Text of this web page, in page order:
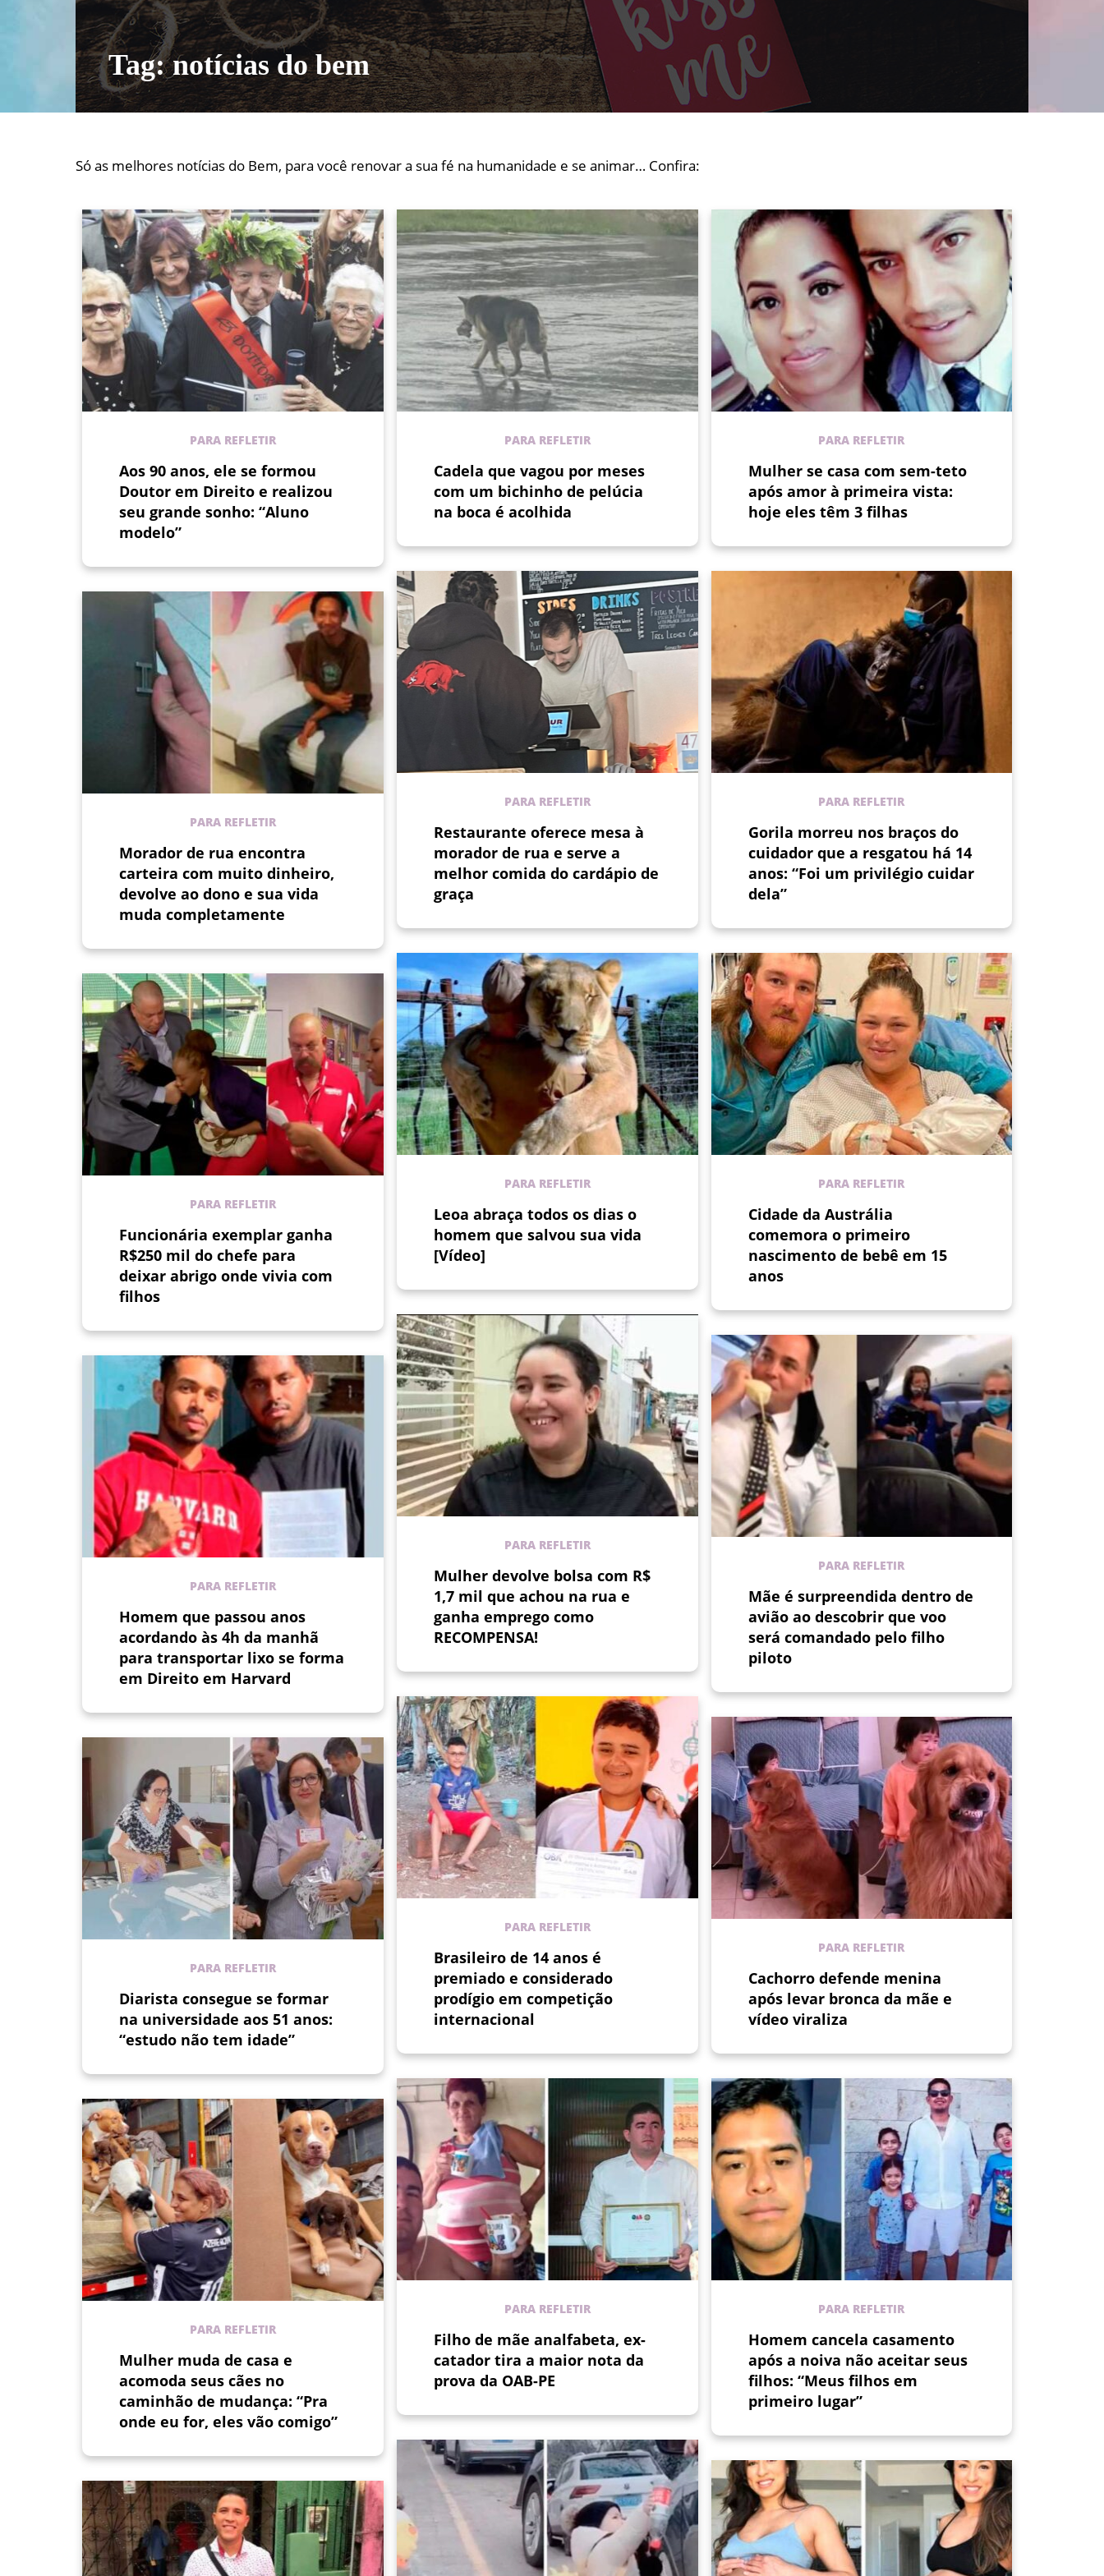
Tag:notícias do bem
Só as melhores notícias do Bem, para você renovar a sua fé na humanidade e se animar… Confira:
PARA REFLETIR
Aos 90 anos, ele se formou
Doutor em Direito e realizou
seu grande sonho: “Aluno
modelo”
PARA REFLETIR
Morador de rua encontra
carteira com muito dinheiro,
devolve ao dono e sua vida
muda completamente
PARA REFLETIR
Funcionária exemplar ganha
R$250 mil do chefe para
deixar abrigo onde vivia com
filhos
PARA REFLETIR
Homem que passou anos
acordando às 4h da manhã
para transportar lixo se forma
em Direito em Harvard
PARA REFLETIR
Diarista consegue se formar
na universidade aos 51 anos:
“estudo não tem idade”
PARA REFLETIR
Mulher muda de casa e
acomoda seus cães no
caminhão de mudança: “Pra
onde eu for, eles vão comigo”
PARA REFLETIR
Cadela que vagou por meses
com um bichinho de pelúcia
na boca é acolhida
PARA REFLETIR
Restaurante oferece mesa à
morador de rua e serve a
melhor comida do cardápio de
graça
PARA REFLETIR
Leoa abraça todos os dias o
homem que salvou sua vida
[Vídeo]
PARA REFLETIR
Mulher devolve bolsa com R$
1,7 mil que achou na rua e
ganha emprego como
RECOMPENSA!
PARA REFLETIR
Brasileiro de 14 anos é
premiado e considerado
prodígio em competição
internacional
PARA REFLETIR
Filho de mãe analfabeta, ex-
catador tira a maior nota da
prova da OAB-PE
PARA REFLETIR
Mulher se casa com sem-teto
após amor à primeira vista:
hoje eles têm 3 filhas
PARA REFLETIR
Gorila morreu nos braços do
cuidador que a resgatou há 14
anos: “Foi um privilégio cuidar
dela”
PARA REFLETIR
Cidade da Austrália
comemora o primeiro
nascimento de bebê em 15
anos
PARA REFLETIR
Mãe é surpreendida dentro de
avião ao descobrir que voo
será comandado pelo filho
piloto
PARA REFLETIR
Cachorro defende menina
após levar bronca da mãe e
vídeo viraliza
PARA REFLETIR
Homem cancela casamento
após a noiva não aceitar seus
filhos: “Meus filhos em
primeiro lugar”